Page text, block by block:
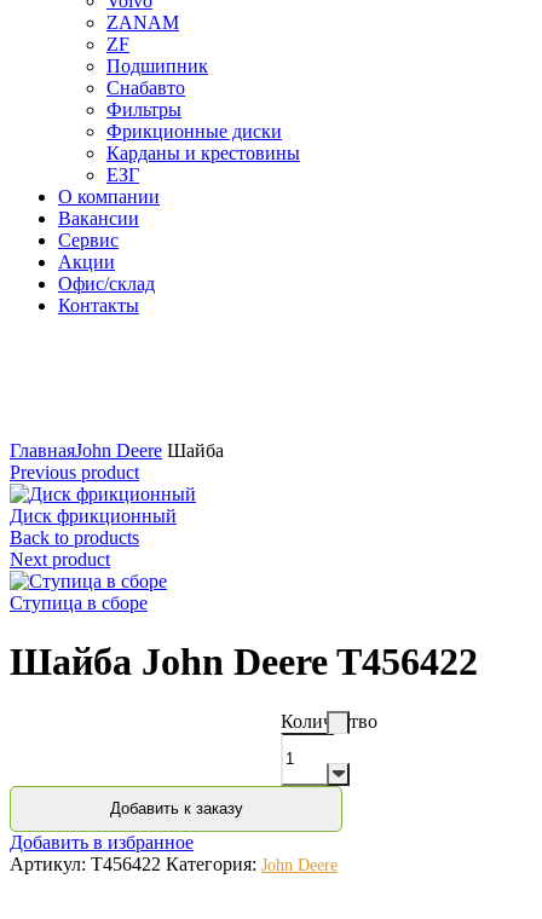
ZANAM
ZF
Подшипник
Снабавто
Фильтры
Фрикционные диски
Карданы и крестовины
ЕЗГ
О компании
Вакансии
Сервис
Акции
Офис/склад
Контакты
ГлавнаяJohn Deere Шайба
Previous product
Диск фрикционный
Back to products
Next product
Ступица в сборе
Шайба John Deere T456422
Количество
Добавить к заказу
Добавить в избранное
Артикул: T456422 Категория: John Deere